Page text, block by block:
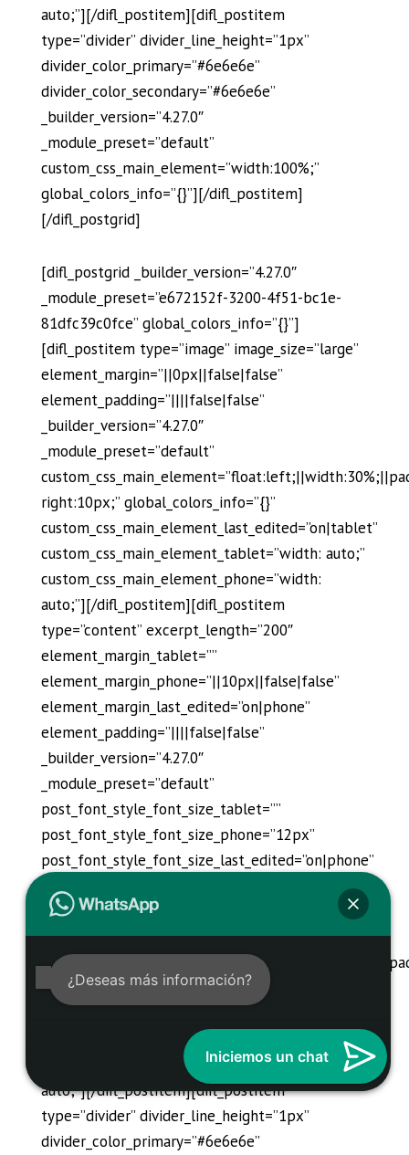
auto;”][/difl_postitem][difl_postitem
type=”divider” divider_line_height=”1px”
divider_color_primary=”#6e6e6e”
divider_color_secondary=”#6e6e6e”
_builder_version=”4.27.0″
_module_preset=”default”
custom_css_main_element=”width:100%;”
global_colors_info=”{}”][/difl_postitem]
[/difl_postgrid]
[difl_postgrid _builder_version=”4.27.0″
_module_preset=”e672152f-3200-4f51-bc1e-
81dfc39c0fce” global_colors_info=”{}”]
[difl_postitem type=”image” image_size=”large”
element_margin=”||0px||false|false”
element_padding=”||||false|false”
_builder_version=”4.27.0″
_module_preset=”default”
right:10px;” global_colors_info=”{}”
custom_css_main_element_last_edited=”on|tablet”
custom_css_main_element_tablet=”width: auto;”
custom_css_main_element_phone=”width:
auto;”][/difl_postitem][difl_postitem
type=”content” excerpt_length=”200″
element_margin_tablet=””
element_margin_phone=”||10px||false|false”
element_margin_last_edited=”on|phone”
element_padding=”||||false|false”
_builder_version=”4.27.0″
_module_preset=”default”
post_font_style_font_size_tablet=””
post_font_style_font_size_phone=”12px”
post_font_style_font_size_last_edited=”on|phone”
post_font_style_line_height_phone=”1.3em”
post_font_style_line_height_last_edited=”on|phone”
20px 0 0″ global_colors_info=”{}”
custom_css_main_element_tablet=”width: auto;”
custom_css_main_element_phone=”width:
auto;”][/difl_postitem][difl_postitem
type=”divider” divider_line_height=”1px”
divider_color_primary=”#6e6e6e”
¿Deseas más información?
Iniciemos un chat